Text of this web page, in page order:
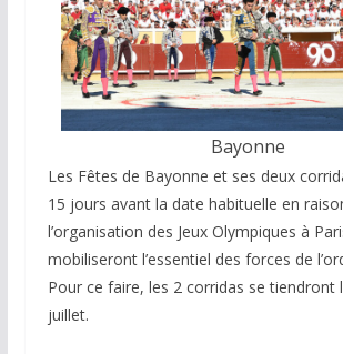
Bayonne
Les Fêtes de Bayonne et ses deux
15 jours avant la date habituelle en
l’organisation des Jeux Olympiques à
mobiliseront l’essentiel des forces de
Pour ce faire, les 2 corridas se tiendront
juillet.